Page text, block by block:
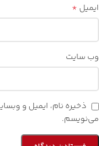
ایمیل *
وب‌ سایت
ذخیره نام، ایمیل و
می‌نویسم.